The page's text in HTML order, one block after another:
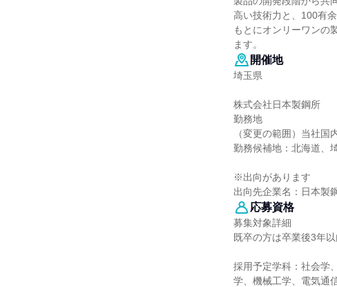
高い技術力と、100有
もとにオンリーワンの
ます。
開催地
埼玉県
株式会社日本製鋼所
勤務地
（変更の範囲）当社
勤務候補地：北海道、
※出向があります
出向先企業名：日本製
応募資格
募集対象詳細
既卒の方は卒業後3年
採用予定学科：社会学
学、機械工学、電気通